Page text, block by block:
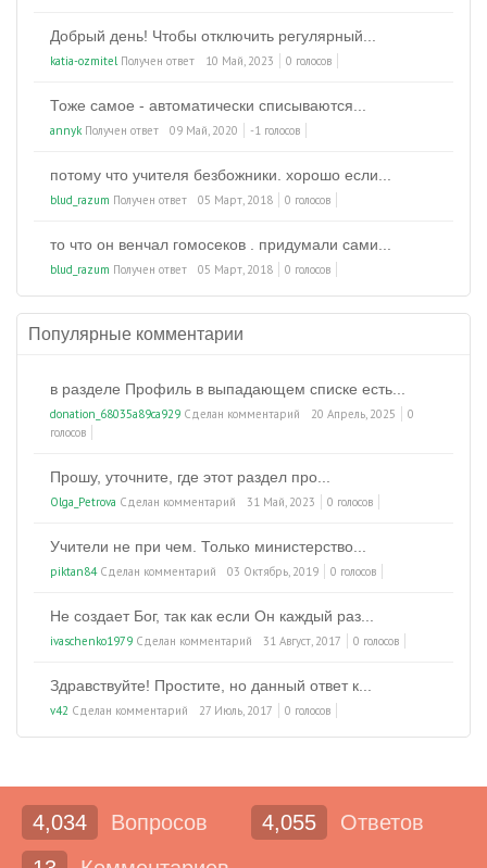
Добрый день! Чтобы отключить регулярный...
katia-ozmitelПолучен ответ 10 Май, 2023 0 голосов
Тоже самое - автоматически списываются...
annyk Получен ответ 09 Май, 2020 -1 голосов
потому что учителя безбожники. хорошо если...
blud_razum Получен ответ 05 Март, 2018 0 голосов
то что он венчал гомосеков . придумали сами...
blud_razum Получен ответ 05 Март, 2018 0 голосов
Популярные комментарии
в разделе Профиль в выпадающем списке есть...
donation_68035a89ca929 Сделан комментарий 20 Апрель, 2025
0
голосов
Прошу, уточните, где этот раздел про...
Olga_Petrova Сделан комментарий 31 Май, 2023 0 голосов
Учители не при чем. Только министерство...
piktan84Сделан комментарий 03 Октябрь, 2019 0 голосов
Не создает Бог, так как если Он каждый раз...
ivaschenko1979 Сделан комментарий 31 Август, 2017 0 голосов
Здравствуйте! Простите, но данный ответ к...
v42 Сделан комментарий 27 Июль, 2017 0 голосов
4,034 Вопросов 4,055
Ответов